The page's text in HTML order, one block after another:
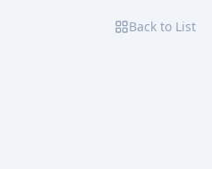
Back to List